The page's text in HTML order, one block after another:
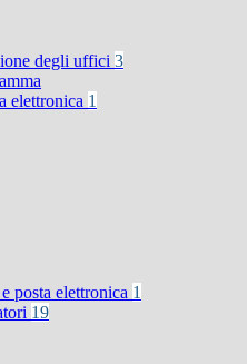
degli uffici 3
elettronica 1
posta elettronica 1
19